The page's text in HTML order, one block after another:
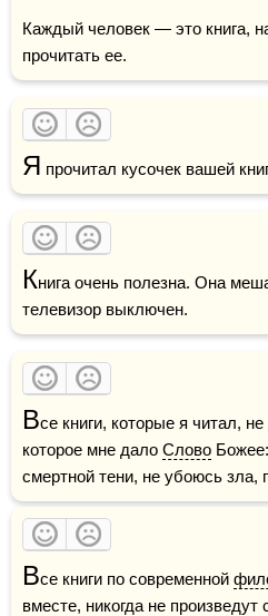
Каждый человек — это книга,
прочитать ее.
Я прочитал кусочек вашей
Книга очень полезна. Она
телевизор выключен.
Все книги, которые я читал,
которое мне дало Слово
смертной тени, не убоюсь зла,
Все книги по современной
вместе, никогда не